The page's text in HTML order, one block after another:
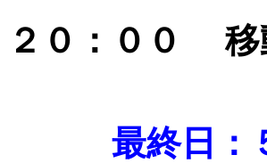
２０：００ 移
最終日：